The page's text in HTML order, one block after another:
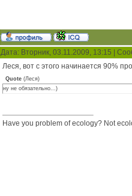
Дата: Вторник, 03.11.2009, 13:15 |
Леся, вот с этого начинается 90%
Quote (Леся)
ну не обязательно...)
Have you problem of ecology? Not